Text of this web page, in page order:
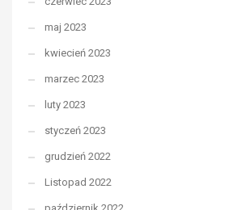
maj 2023
kwiecień 2023
marzec 2023
luty 2023
styczeń 2023
grudzień 2022
Listopad 2022